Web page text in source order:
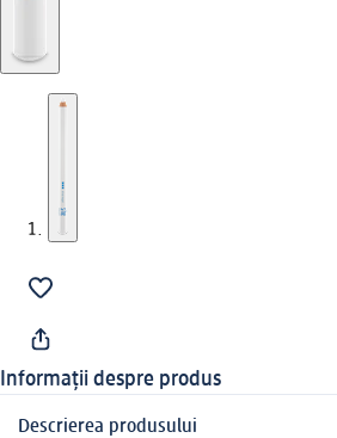
Informații despre produs
Descrierea produsului